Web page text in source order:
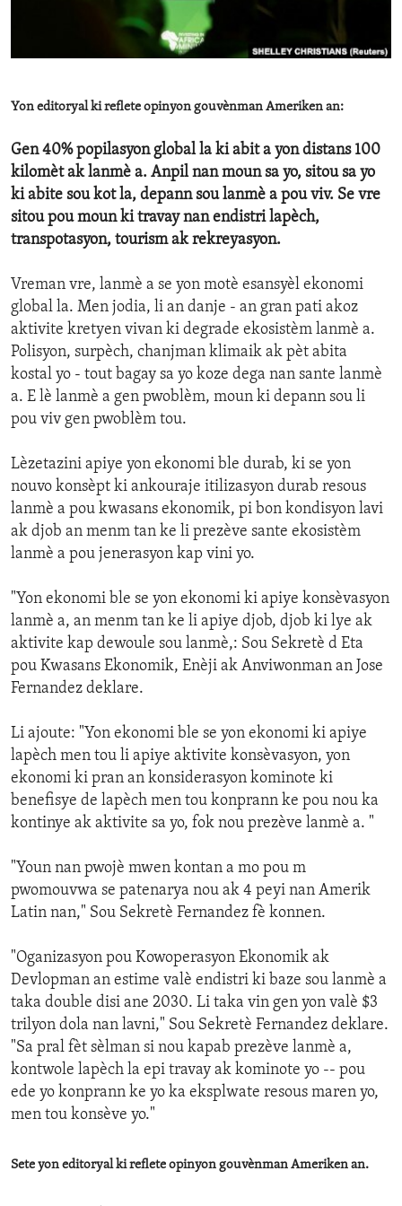
ENVIRONMENT AND HEALTH
IDEALS AND INSTITUTIONS
Yon editoryal ki reflete opinyon gouvènman Ameriken an:
Gen 40% popilasyon global la ki abit a yon distans 100
kilomèt ak lanmè a. Anpil nan moun sa yo, sitou sa yo
ki abite sou kot la, depann sou lanmè a pou viv. Se vre
sitou pou moun ki travay nan endistri lapèch,
transpotasyon, tourism ak rekreyasyon.
Vreman vre, lanmè a se yon motè esansyèl ekonomi
global la. Men jodia, li an danje - an gran pati akoz
aktivite kretyen vivan ki degrade ekosistèm lanmè a.
Polisyon, surpèch, chanjman klimaik ak pèt abita
kostal yo - tout bagay sa yo koze dega nan sante lanmè
a. E lè lanmè a gen pwoblèm, moun ki depann sou li
pou viv gen pwoblèm tou.
Lèzetazini apiye yon ekonomi ble durab, ki se yon
nouvo konsèpt ki ankouraje itilizasyon durab resous
lanmè a pou kwasans ekonomik, pi bon kondisyon lavi
ak djob an menm tan ke li prezève sante ekosistèm
lanmè a pou jenerasyon kap vini yo.
"Yon ekonomi ble se yon ekonomi ki apiye konsèvasyon
lanmè a, an menm tan ke li apiye djob, djob ki lye ak
aktivite kap dewoule sou lanmè,: Sou Sekretè d Eta
pou Kwasans Ekonomik, Enèji ak Anviwonman an Jose
Fernandez deklare.
Li ajoute: "Yon ekonomi ble se yon ekonomi ki apiye
lapèch men tou li apiye aktivite konsèvasyon, yon
ekonomi ki pran an konsiderasyon kominote ki
benefisye de lapèch men tou konprann ke pou nou ka
kontinye ak aktivite sa yo, fok nou prezève lanmè a. "
"Youn nan pwojè mwen kontan a mo pou m
pwomouvwa se patenarya nou ak 4 peyi nan Amerik
Latin nan," Sou Sekretè Fernandez fè konnen.
"Oganizasyon pou Kowoperasyon Ekonomik ak
Devlopman an estime valè endistri ki baze sou lanmè a
taka double disi ane 2030. Li taka vin gen yon valè $3
trilyon dola nan lavni," Sou Sekretè Fernandez deklare.
"Sa pral fèt sèlman si nou kapab prezève lanmè a,
kontwole lapèch la epi travay ak kominote yo -- pou
ede yo konprann ke yo ka eksplwate resous maren yo,
men tou konsève yo."
Sete yon editoryal ki reflete opinyon gouvènman Ameriken an.